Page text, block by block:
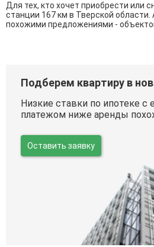
Для тех, кто хочет приобрести или
станции 167 км в Тверской
похожими предложениями -
Подберем квартиру в
Низкие ставки по ипотеке
платежом ниже аренды
Оставить заявку